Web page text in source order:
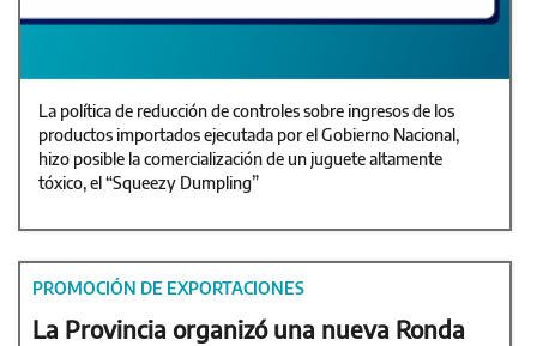
La política de reducción de controles sobre ingresos de los
productos importados ejecutada por el Gobierno Nacional,
hizo posible la comercialización de un juguete altamente
tóxico, el “Squeezy Dumpling”
PROMOCIÓN DE EXPORTACIONES
La Provincia organizó una nueva Ronda